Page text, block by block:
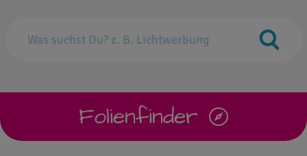
Folienfinder